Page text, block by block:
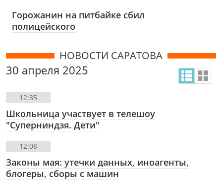
Горожанин на питбайке сбил
полицейского
НОВОСТИ САРАТОВА
30 апреля 2025
12:35
Школьница участвует в телешоу
"Суперниндзя. Дети"
12:08
Законы мая: утечки данных, иноагенты,
блогеры, сборы с машин